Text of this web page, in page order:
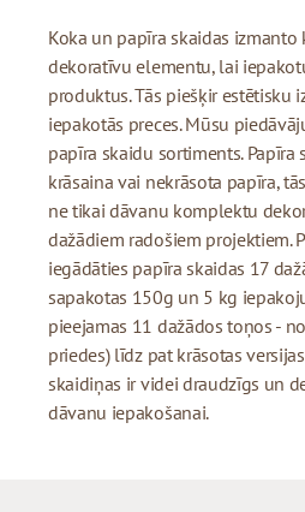
Koka un papīra skaidas
dekoratīvu elementu, lai
produktus. Tās piešķir estētisku
iepakotās preces. Mūsu
papīra skaidu sortiments. Papīra
krāsaina vai nekrāsota papīra,
ne tikai dāvanu komplektu
dažādiem radošiem projektiem.
iegādāties papīra skaidas 17
sapakotas 150g un 5 kg
pieejamas 11 dažādos toņos -
priedes) līdz pat krāsotas
skaidiņas ir videi draudzīgs un
dāvanu iepakošanai.